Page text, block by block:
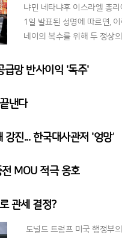
냐민 네타냐후 이스라엘 총
1일 발표된 성명에 따르면,
네이의 복수를 위해 두 정상
급망 반사이익 '독주'
낸다
강진... 한국대사관저 '엉망'
MOU 적극 옹호
관세 결정?
도널드 트럼프 미국 행정부